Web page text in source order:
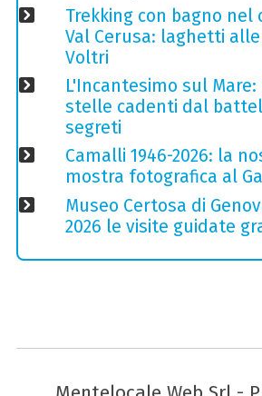
Trekking con bagno nel
Val Cerusa: laghetti
Voltri
L'Incantesimo sul
stelle cadenti dal
segreti
Camalli 1946-2026: la
mostra fotografica al
Museo Certosa di
2026 le visite guidate